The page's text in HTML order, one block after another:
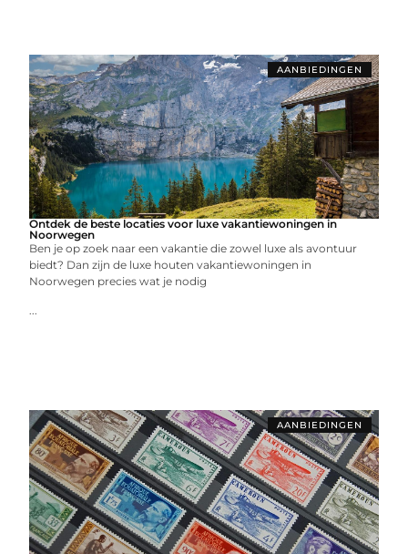
AANBIEDINGEN
Ontdek de beste locaties voor luxe vakantiewoningen in
Noorwegen
Ben je op zoek naar een vakantie die zowel luxe als avontuur
biedt? Dan zijn de luxe houten vakantiewoningen in
Noorwegen precies wat je nodig
...
AANBIEDINGEN